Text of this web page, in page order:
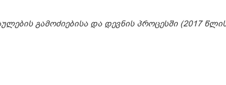
გამოძიებისა და დევნის პროცესში (2017